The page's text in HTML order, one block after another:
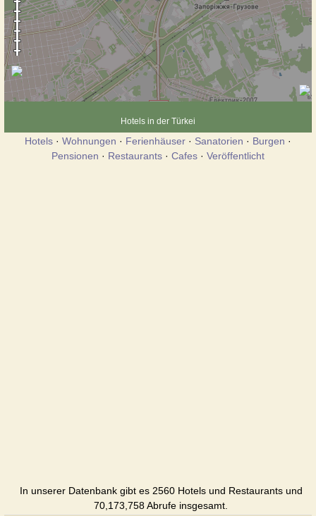
Hotels in der Türkei
Hotels · Wohnungen · Ferienhäuser · Sanatorien · Burgen ·
Pensionen · Restaurants · Cafes · Veröffentlicht
In unserer Datenbank gibt es 2560 Hotels und Restaurants und
70,173,758 Abrufe insgesamt.